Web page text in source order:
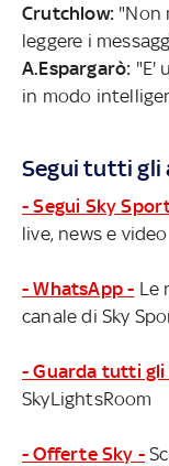
Crutchlow: "Non
leggere i
A.Espargarò: "E'
in modo
Segui tutti gli
- Segui Sky
live, news e video
- WhatsApp - Le
canale di Sky
- Guarda tutti gli
SkyLightsRoom
- Offerte Sky -